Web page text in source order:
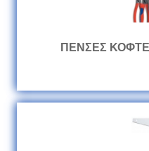
ΠΕΝΣΕΣ